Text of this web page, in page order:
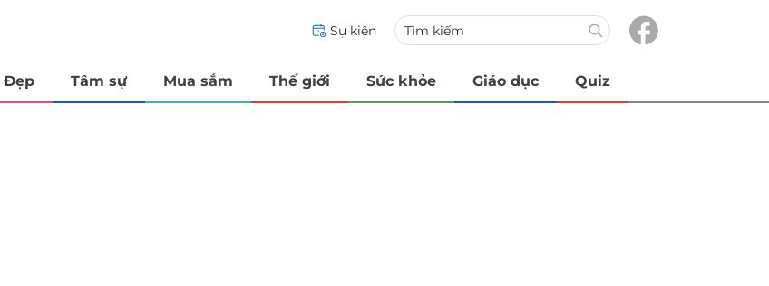
Sự kiện
Đẹp Tâm sự Mua sắm Thế giới Sức khỏe Giáo dục Quiz